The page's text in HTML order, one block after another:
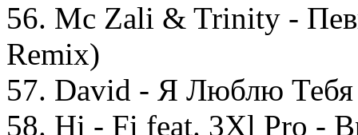
56. Mc Zali & Trinity -
Remix)
57. David - Я Люблю Тебя
58. Hi - Fi feat. 3Xl Pro -